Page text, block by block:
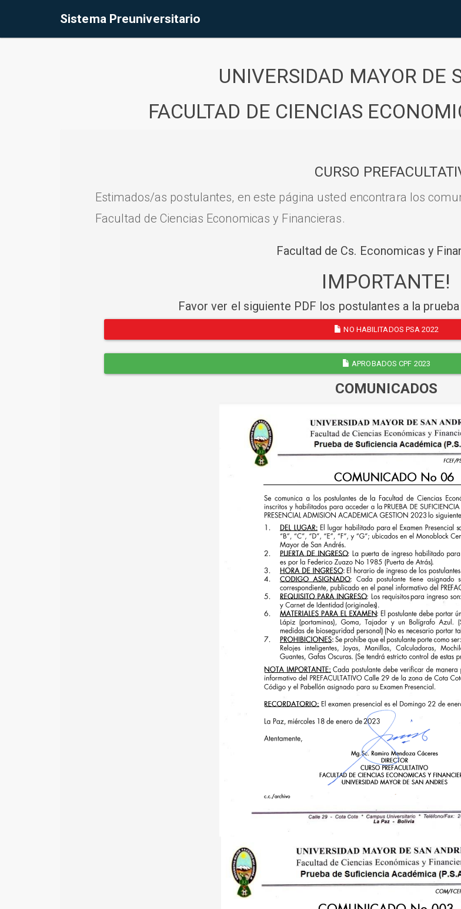
Sistema Preuniversitario
UNIVERSIDAD MAYOR DE
FACULTAD DE CIENCIAS
CURSO
Estimados/as postulantes, en este página usted encontrara los
Facultad de Ciencias Economicas y Financieras.
Facultad de Cs. Economicas y
IMPORTANTE!
Favor ver el siguiente PDF los postulantes a la
NO HABILITADOS PSA 2022
APROBADOS CPF 2023
COMUNICADOS